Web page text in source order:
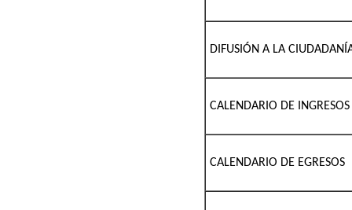
DIFUSIÓN A LA
CALENDARIO DE INGRESOS
CALENDARIO DE EGRESOS